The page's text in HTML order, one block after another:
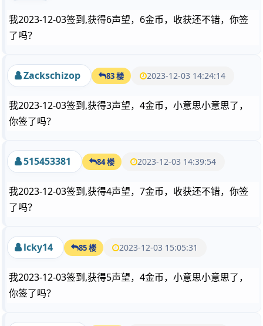
我2023-12-03签到,获得6声望，6金币，收获还不错，你签
了吗？
Zackschizop 83 楼 2023-12-03 14:24:14
我2023-12-03签到,获得3声望，4金币，小意思小意思了，
你签了吗？
515453381 84 楼 2023-12-03 14:39:54
我2023-12-03签到,获得4声望，7金币，收获还不错，你签
了吗？
lcky14 85 楼 2023-12-03 15:05:31
我2023-12-03签到,获得5声望，4金币，小意思小意思了，
你签了吗？